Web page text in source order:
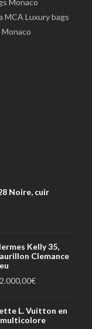
MCA Luxury bags
Monaco
Noire, cuir
Kelly 35,
Clemance
€
L. Vuitton en